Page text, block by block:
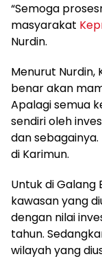
“Semoga
masyarakat
Nurdin.
Menurut Nurdin,
benar akan
Apalagi semua
sendiri oleh
dan
di Karimun.
Untuk di Galang
kawasan yang
dengan nilai
tahun.
wilayah yang